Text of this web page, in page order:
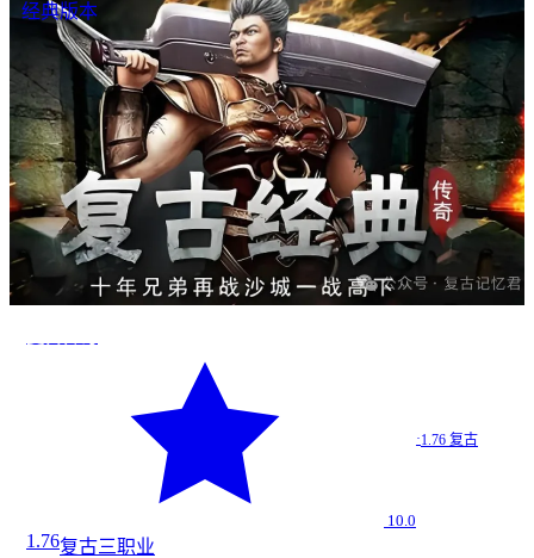
经典版本
10.0
·1.76 复古
1.76复古三职业